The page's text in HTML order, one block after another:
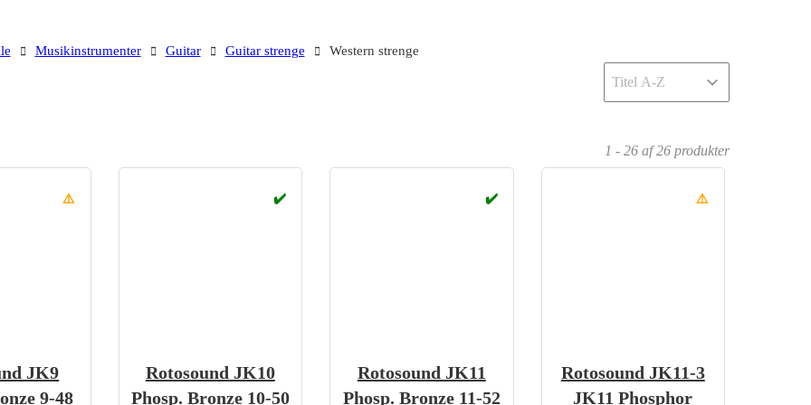
Musikinstrumenter Guitar Guitar strenge Western strenge
Sort
1 - 26 af 26 produkter
⚠️
JK9
9-48
✔️
Rotosound JK10
Phosp. Bronze 10-50
✔️
Rotosound JK11
Phosp. Bronze 11-52
⚠️
Rotosound JK11-3
JK11 Phosphor